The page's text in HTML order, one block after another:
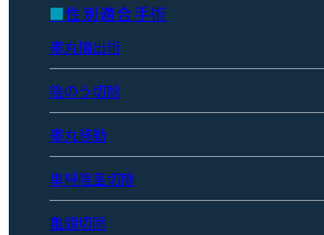
性別適合手術
睾丸摘出術
陰のう切除
睾丸移動
単純陰茎切除
亀頭切除